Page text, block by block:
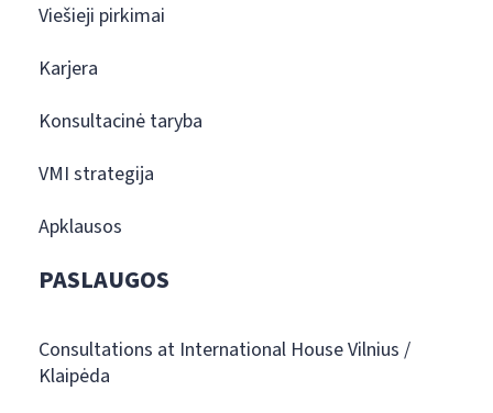
Viešieji pirkimai
Karjera
Konsultacinė taryba
VMI strategija
Apklausos
PASLAUGOS
Consultations at International House Vilnius /
Klaipėda